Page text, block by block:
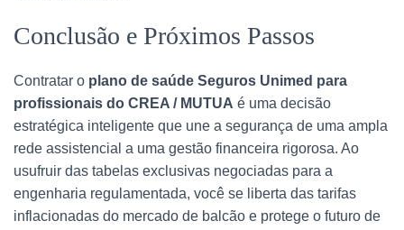
Conclusão e Próximos Passos
Contratar o plano de saúde Seguros Unimed para
profissionais do CREA / MUTUA é uma decisão
estratégica inteligente que une a segurança de uma ampla
rede assistencial a uma gestão financeira rigorosa. Ao
usufruir das tabelas exclusivas negociadas para a
engenharia regulamentada, você se liberta das tarifas
inflacionadas do mercado de balcão e protege o futuro de